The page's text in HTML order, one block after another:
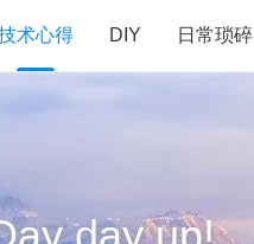
术心得 DIY 日常琐碎